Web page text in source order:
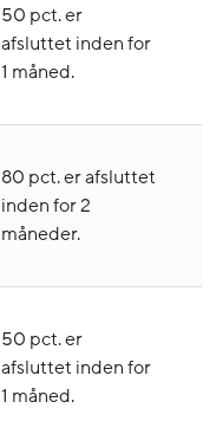
50 pct. er
afsluttet inden for
1 måned.
80 pct. er afsluttet
inden for 2
måneder.
50 pct. er
afsluttet inden for
1 måned.